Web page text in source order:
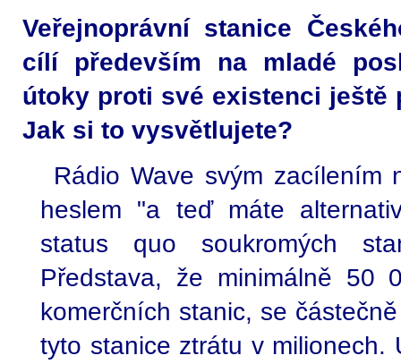
Veřejnoprávní stanice
cílí především na mladé
útoky proti své existenci ještě
Jak si to vysvětlujete?
Rádio Wave svým zacílením
heslem "a teď máte
status quo soukromých
Představa, že minimálně 50
komerčních stanic, se
tyto stanice ztrátu v milionech.